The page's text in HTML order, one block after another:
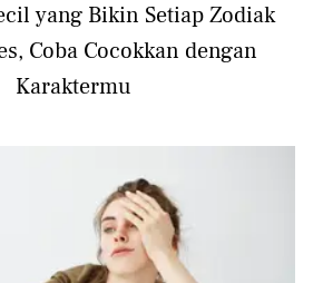
yang Bikin Setiap Zodiak
Coba Cocokkan dengan
Karaktermu